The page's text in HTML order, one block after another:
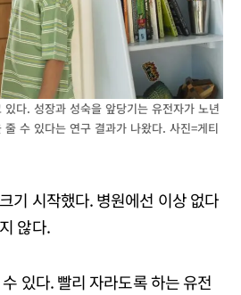
다. 성장과 성숙을 앞당기는 유전자가 노년
수 있다는 연구 결과가 나왔다. 사진=게티
기 시작했다. 병원에선 이상 없다
않다.
있다. 빨리 자라도록 하는 유전